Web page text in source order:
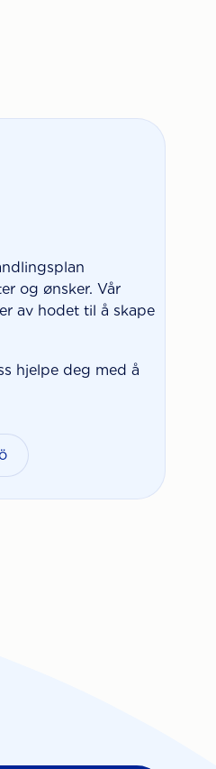
og ønsker. Vår
av hodet til å skape
hjelpe deg med å